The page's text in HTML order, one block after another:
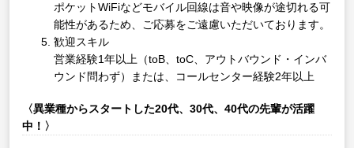
ポケットWiFiなどモバイル回線は音や映像が途切れる可
能性があるため、ご応募をご遠慮いただいております。
歓迎スキル
営業経験1年以上（toB、toC、アウトバウンド・インバ
ウンド問わず）または、コールセンター経験2年以上
〈異業種からスタートした20代、30代、40代の先輩が活躍
中！〉